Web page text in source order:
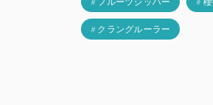
# クラングルーラー